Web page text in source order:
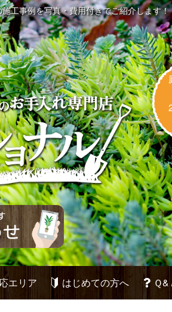
施工事例を写真・費用付きでご紹介します
エリア はじめての方へ Ｑ&